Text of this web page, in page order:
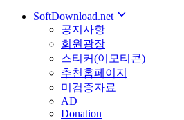
SoftDownload.net
공지사항
회원광장
스티커(이모티콘)
추천홈페이지
미검증자료
AD
Donation